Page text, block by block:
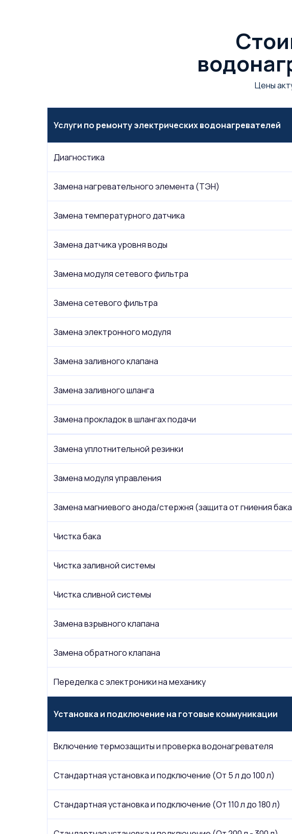
Цены
Услуги по ремонту электрических водонагревателей
Диагностика
Замена нагревательного элемента (ТЭН)
Замена температурного датчика
Замена датчика уровня воды
Замена модуля сетевого фильтра
Замена сетевого фильтра
Замена электронного модуля
Замена заливного клапана
Замена заливного шланга
Замена прокладок в шлангах подачи
Замена уплотнительной резинки
Замена модуля управления
Замена магниевого анода/стержня (защита от гниения
Чистка бака
Чистка заливной системы
Чистка сливной системы
Замена взрывного клапана
Замена обратного клапана
Переделка с электроники на механику
Установка и подключение на готовые коммуникации
Включение термозащиты и проверка водонагревателя
Стандартная установка и подключение (От 5 л до 100 л)
Стандартная установка и подключение (От 110 л до 180 л)